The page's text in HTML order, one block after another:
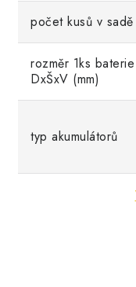
počet kusů v sadě
rozměr 1ks
DxŠxV (mm)
typ akumulátorů